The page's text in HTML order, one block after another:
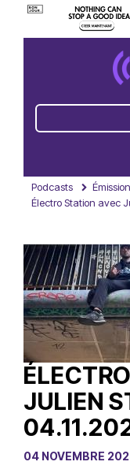
Podcasts
Électro Station avec
JULIEN
04 NOVEMBRE